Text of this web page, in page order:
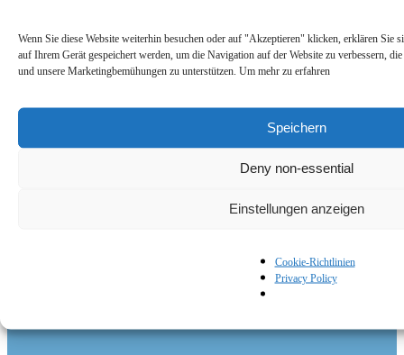
Wenn Sie diese Website weiterhin besuchen oder auf "Akzeptieren" klicken, erklären Sie
auf Ihrem Gerät gespeichert werden, um die Navigation auf der Website zu verbessern,
und unsere Marketingbemühungen zu unterstützen. Um mehr zu erfahren
Speichern
Deny non-essential
Einstellungen anzeigen
Cookie-Richtlinien
Privacy Policy
Offline-Unterstützung
Offline-Unterstützung mit bidirektionaler E-Mail-Integration und